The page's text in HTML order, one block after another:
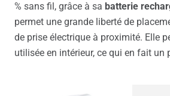
% sans fil, grâce à sa batterie
permet une grande liberté de
de prise électrique à proximité. Elle
utilisée en intérieur, ce qui en fait un